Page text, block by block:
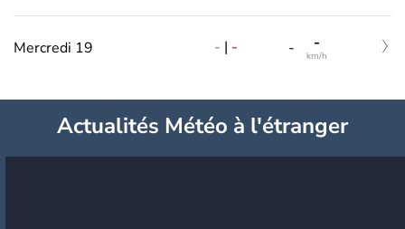
Mercredi 19 - | - - -
km/h
Actualités Météo à l'étranger